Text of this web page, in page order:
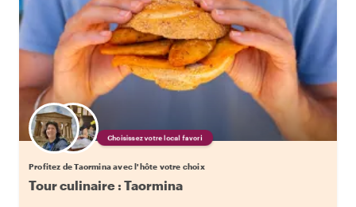
Choisissez votre local favori
Profitez de Taormina avec l'hôte votre choix
Tour culinaire : Taormina